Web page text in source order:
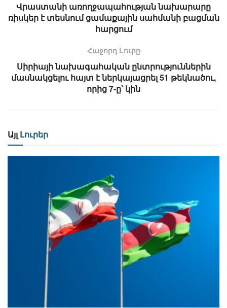
Վրաստանի առողջապահության նախարարը
ռիսկեր է տեսնում ցամաքային սահմանի բացման
հարցում
Հաջորդ Lուրը
Սիրիայի նախագահական ընտրություններին
մասնակցելու հայտ է ներկայացրել 51 թեկնածու,
որից 7-ը՝ կին
Այլ Լուրեր